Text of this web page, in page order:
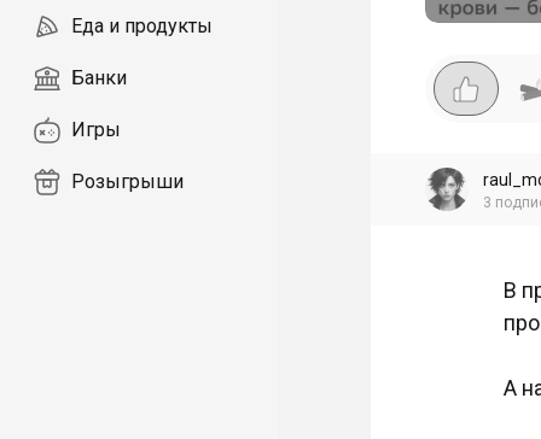
Еда и продукты
Банки
Игры
Розыгрыши
3
В
А